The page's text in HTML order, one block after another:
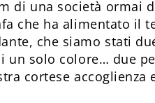
di una società ormai
che ha alimentato il
che siamo stati
solo colore… due
cortese